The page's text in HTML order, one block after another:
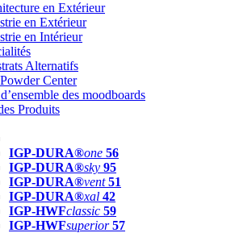
en Extérieur
en Extérieur
en Intérieur
Alternatifs
Center
des moodboards
Produits
IGP-DURA®one 56
IGP-DURA®sky 95
IGP-DURA®vent 51
IGP-DURA®xal 42
IGP-HWFclassic 59
IGP-HWFsuperior 57